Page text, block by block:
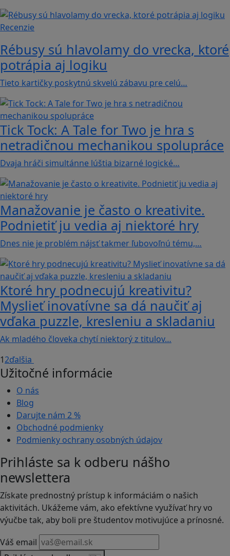
Recenzie
Rébusy sú hlavolamy do vrecka, ktoré
potrápia aj logiku
Tieto kartičky poskytnú skvelú zábavu pre celú…
Tick Tock: A Tale for Tw‪o je hra s
netradičnou mechanikou spolupráce
Dvaja hráči simultánne lúštia bizarné logické…
Manažovanie je často o kreativite.
Podnietiť ju vedia aj niektoré hry
Dnes nie je problém nájsť takmer ľubovoľnú tému,…
Ktoré hry podnecujú kreativitu?
Myslieť inovatívne sa dá naučiť aj
vďaka puzzle, kresleniu a skladaniu
Ak mladého človeka chytí niektorý z titulov…
12ďalšia
Užitočné informácie
O nás
Blog
Darujte nám 2 %
Obchodné podmienky
Podmienky ochrany osobných údajov
Prihláste sa k odberu nášho
newslettera
Získate prednostný prístup k informáciám o našich
aktivitách. Ukážeme vám, ako efektívne využívať hry vo
výučbe tak, aby boli pre študentov motivujúce a prínosné.
Váš email